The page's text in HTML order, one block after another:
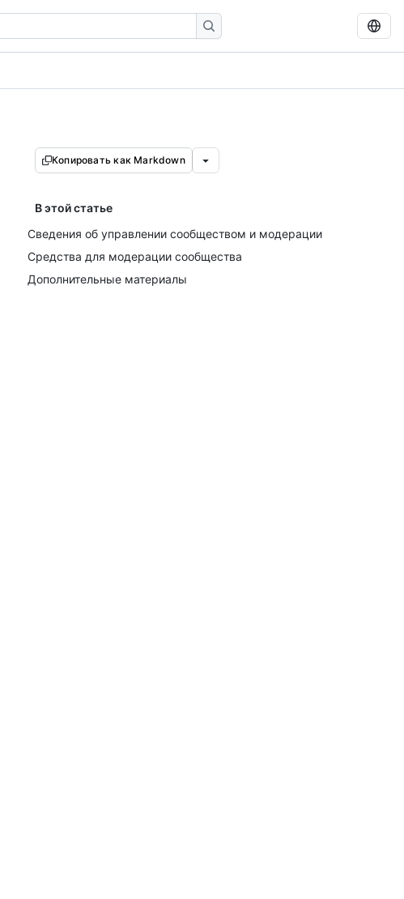
Копировать как Markdown
В этой статье
Сведения об управлении сообществом и модерации
Средства для модерации сообщества
Дополнительные материалы